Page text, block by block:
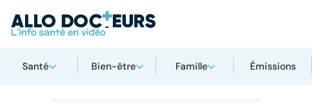
Santé Bien-être Famille Émissions